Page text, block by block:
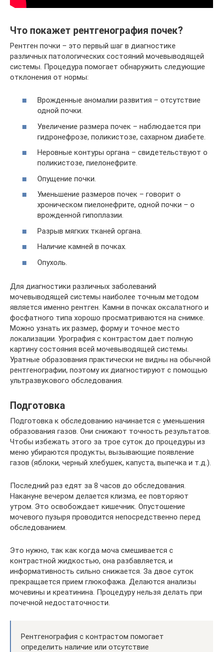
Что покажет рентгенография почек?
Рентген почки – это первый шаг в диагностике
различных патологических состояний мочевыводящей
системы. Процедура помогает обнаружить следующие
отклонения от нормы:
Врожденные аномалии развития – отсутствие
одной почки.
Увеличение размера почек – наблюдается при
гидронефрозе, поликистозе, сахарном диабете.
Неровные контуры органа – свидетельствуют о
поликистозе, пиелонефрите.
Опущение почки.
Уменьшение размеров почек – говорит о
хроническом пиелонефрите, одной почки – о
врожденной гипоплазии.
Разрыв мягких тканей органа.
Наличие камней в почках.
Опухоль.
Для диагностики различных заболеваний
мочевыводящей системы наиболее точным методом
является именно рентген. Камни в почках оксалатного и
фосфатного типа хорошо просматриваются на снимке.
Можно узнать их размер, форму и точное место
локализации. Урография с контрастом дает полную
картину состояния всей мочевыводящей системы.
Уратные образования практически не видны на обычной
рентгенографии, поэтому их диагностируют с помощью
ультразвукового обследования.
Подготовка
Подготовка к обследованию начинается с уменьшения
образования газов. Они снижают точность результатов.
Чтобы избежать этого за трое суток до процедуры из
меню убираются продукты, вызывающие появление
газов (яблоки, черный хлебушек, капуста, выпечка и т.д.).
Последний раз едят за 8 часов до обследования.
Накануне вечером делается клизма, ее повторяют
утром. Это освобождает кишечник. Опустошение
мочевого пузыря проводится непосредственно перед
обследованием.
Это нужно, так как когда моча смешивается с
контрастной жидкостью, она разбавляется, и
информативность сильно снижается. За двое суток
прекращается прием глюкофажа. Делаются анализы
мочевины и креатинина. Процедуру нельзя делать при
почечной недостаточности.
Рентгенография с контрастом помогает
определить наличие или отсутствие